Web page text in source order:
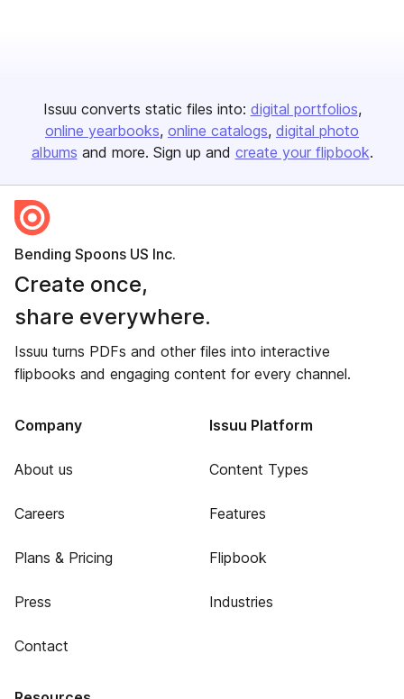
Issuu converts static files into: digital portfolios
online yearbooks online catalogs digital photo
albums and more. Sign up and create your flipbook.
Bending Spoons US Inc.
Create once,
share everywhere.
Issuu turns PDFs and other files into interactive
flipbooks and engaging content for every channel.
Company
About us
Careers
Plans & Pricing
Press
Contact
Issuu Platform
Content Types
Features
Flipbook
Industries